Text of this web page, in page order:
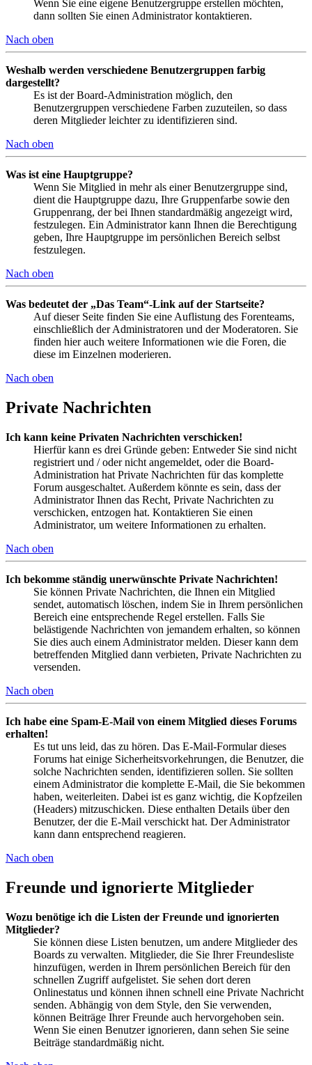
Wenn Sie eine eigene Benutzergruppe erstellen möchten,
dann sollten Sie einen Administrator kontaktieren.
Nach oben
Weshalb werden verschiedene Benutzergruppen farbig
dargestellt?
Es ist der Board-Administration möglich, den
Benutzergruppen verschiedene Farben zuzuteilen, so dass
deren Mitglieder leichter zu identifizieren sind.
Nach oben
Was ist eine Hauptgruppe?
Wenn Sie Mitglied in mehr als einer Benutzergruppe sind,
dient die Hauptgruppe dazu, Ihre Gruppenfarbe sowie den
Gruppenrang, der bei Ihnen standardmäßig angezeigt wird,
festzulegen. Ein Administrator kann Ihnen die Berechtigung
geben, Ihre Hauptgruppe im persönlichen Bereich selbst
festzulegen.
Nach oben
Was bedeutet der „Das Team“-Link auf der Startseite?
Auf dieser Seite finden Sie eine Auflistung des Forenteams,
einschließlich der Administratoren und der Moderatoren. Sie
finden hier auch weitere Informationen wie die Foren, die
diese im Einzelnen moderieren.
Nach oben
Private Nachrichten
Ich kann keine Privaten Nachrichten verschicken!
Hierfür kann es drei Gründe geben: Entweder Sie sind nicht
registriert und / oder nicht angemeldet, oder die Board-
Administration hat Private Nachrichten für das komplette
Forum ausgeschaltet. Außerdem könnte es sein, dass der
Administrator Ihnen das Recht, Private Nachrichten zu
verschicken, entzogen hat. Kontaktieren Sie einen
Administrator, um weitere Informationen zu erhalten.
Nach oben
Ich bekomme ständig unerwünschte Private Nachrichten!
Sie können Private Nachrichten, die Ihnen ein Mitglied
sendet, automatisch löschen, indem Sie in Ihrem persönlichen
Bereich eine entsprechende Regel erstellen. Falls Sie
belästigende Nachrichten von jemandem erhalten, so können
Sie dies auch einem Administrator melden. Dieser kann dem
betreffenden Mitglied dann verbieten, Private Nachrichten zu
versenden.
Nach oben
Ich habe eine Spam-E-Mail von einem Mitglied dieses Forums
erhalten!
Es tut uns leid, das zu hören. Das E-Mail-Formular dieses
Forums hat einige Sicherheitsvorkehrungen, die Benutzer, die
solche Nachrichten senden, identifizieren sollen. Sie sollten
einem Administrator die komplette E-Mail, die Sie bekommen
haben, weiterleiten. Dabei ist es ganz wichtig, die Kopfzeilen
(Headers) mitzuschicken. Diese enthalten Details über den
Benutzer, der die E-Mail verschickt hat. Der Administrator
kann dann entsprechend reagieren.
Nach oben
Freunde und ignorierte Mitglieder
Wozu benötige ich die Listen der Freunde und ignorierten
Mitglieder?
Sie können diese Listen benutzen, um andere Mitglieder des
Boards zu verwalten. Mitglieder, die Sie Ihrer Freundesliste
hinzufügen, werden in Ihrem persönlichen Bereich für den
schnellen Zugriff aufgelistet. Sie sehen dort deren
Onlinestatus und können ihnen schnell eine Private Nachricht
senden. Abhängig von dem Style, den Sie verwenden,
können Beiträge Ihrer Freunde auch hervorgehoben sein.
Wenn Sie einen Benutzer ignorieren, dann sehen Sie seine
Beiträge standardmäßig nicht.